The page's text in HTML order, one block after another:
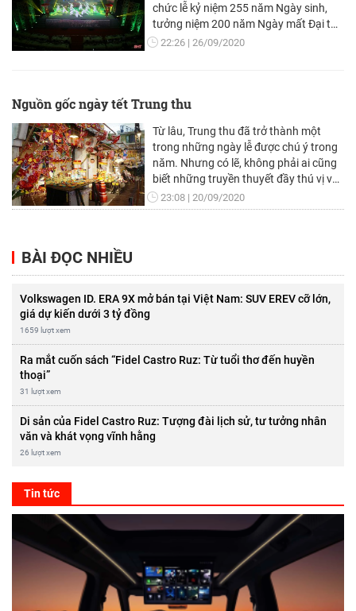
chức lễ kỷ niệm 255 năm Ngày sinh,
tưởng niệm 200 năm Ngày mất Đại thi
hào Nguyễn Du.
22:26 26/09/2020
Nguồn gốc ngày tết Trung thu
Từ lâu, Trung thu đã trở thành một
trong những ngày lễ được chú ý trong
năm. Nhưng có lẽ, không phải ai cũng
biết những truyền thuyết đầy thú vị về
nguồn gốc ngày Tết trăng tròn đặc biệt
này.
23:08 20/09/2020
BÀI ĐỌC NHIỀU
Volkswagen ID. ERA 9X mở bán tại Việt Nam: SUV EREV cỡ lớn,
giá dự kiến dưới 3 tỷ đồng
1659 lượt xem
Ra mắt cuốn sách “Fidel Castro Ruz: Từ tuổi thơ đến huyền
thoại”
31 lượt xem
Di sản của Fidel Castro Ruz: Tượng đài lịch sử, tư tưởng nhân
văn và khát vọng vĩnh hằng
26 lượt xem
Tin tức